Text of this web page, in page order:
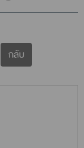
กลับ